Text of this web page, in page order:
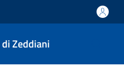
Zeddiani